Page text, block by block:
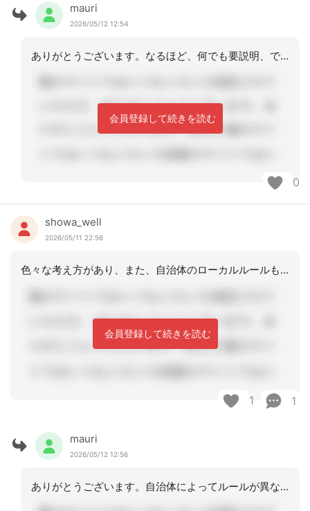
mauri
2026/05/12 12:54
ありがとうございます。なるほど、何でも要説明、ですね
会員登録して続きを読む
0
showa_well
2026/05/11 22:56
色々な考え方があり、また、自治体のローカルルールもあるように思います。運営指導対
会員登録して続きを読む
1 1
mauri
2026/05/12 12:56
ありがとうございます。自治体によってルールが異なる、という事も現場に出てから実感